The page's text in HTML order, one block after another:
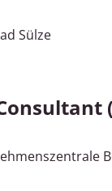
Sülze